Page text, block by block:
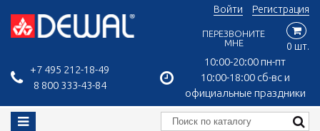
+7 495 212-18-49
8 800 333-43-84
10:00-20:00 пн-пт
10:00-18:00 сб-вс и
официальные праздники
Войти Регистрация
ПЕРЕЗВОНИТЕ
МНЕ
0 шт.